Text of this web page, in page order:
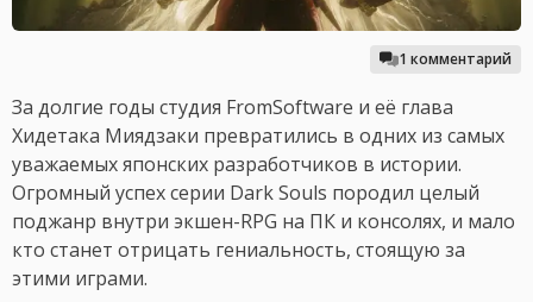
1 комментарий
За долгие годы студия FromSoftware и её глава
Хидетака Миядзаки превратились в одних из самых
уважаемых японских разработчиков в истории.
Огромный успех серии Dark Souls породил целый
поджанр внутри экшен-RPG на ПК и консолях, и мало
кто станет отрицать гениальность, стоящую за
этими играми.